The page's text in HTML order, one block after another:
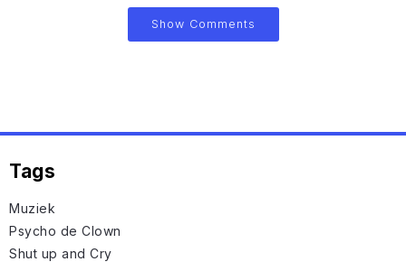
Show Comments
Tags
Muziek
Psycho de Clown
Shut up and Cry